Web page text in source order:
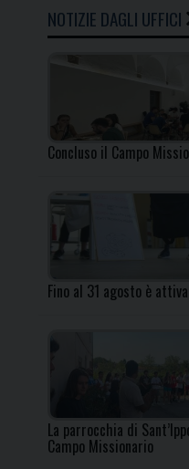
NOTIZIE DAGLI UFFICI
Concluso il Campo
Fino al 31 agosto è
La parrocchia di
Campo Missionario